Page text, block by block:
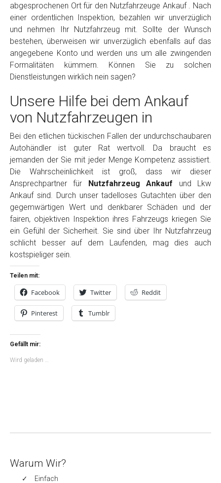
abgesprochenen Ort für den Nutzfahrzeuge Ankauf . Nach
einer ordentlichen Inspektion, bezahlen wir unverzüglich
und nehmen Ihr Nutzfahrzeug mit. Sollte der Wunsch
bestehen, überweisen wir unverzüglich ebenfalls auf das
angegebene Konto und werden uns um alle zwingenden
Formalitäten kümmern. Können Sie zu solchen
Dienstleistungen wirklich nein sagen?
Unsere Hilfe bei dem Ankauf
von Nutzfahrzeugen in
Bei den etlichen tückischen Fallen der undurchschaubaren
Autohändler ist guter Rat wertvoll. Da braucht es
jemanden der Sie mit jeder Menge Kompetenz assistiert.
Die Wahrscheinlichkeit ist groß, dass wir dieser
Ansprechpartner für Nutzfahrzeug Ankauf und Lkw
Ankauf sind. Durch unser tadelloses Gutachten über den
gegemwärtigen Wert und denkbarer Schäden und der
fairen, objektiven Inspektion ihres Fahrzeugs kriegen Sie
ein Gefühl der Sicherheit. Sie sind über Ihr Nutzfahrzeug
schlicht besser auf dem Laufenden, mag dies auch
kostspieliger sein.
Teilen mit:
Facebook Twitter Reddit
Pinterest Tumblr
Gefällt mir:
Wird geladen …
Warum Wir?
Einfach